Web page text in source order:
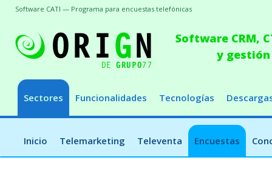
Software CRM,
y
Sectores Funcionalidades Tecnologías
Inicio Telemarketing Televenta Encuestas
Software CATI — Programa para encuestas telefónicas